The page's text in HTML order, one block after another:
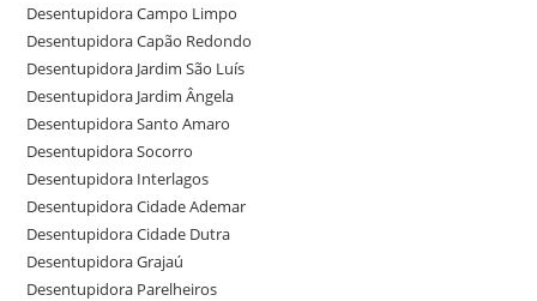
Desentupidora Campo Limpo
Desentupidora Capão Redondo
Desentupidora Jardim São Luís
Desentupidora Jardim Ângela
Desentupidora Santo Amaro
Desentupidora Socorro
Desentupidora Interlagos
Desentupidora Cidade Ademar
Desentupidora Cidade Dutra
Desentupidora Grajaú
Desentupidora Parelheiros